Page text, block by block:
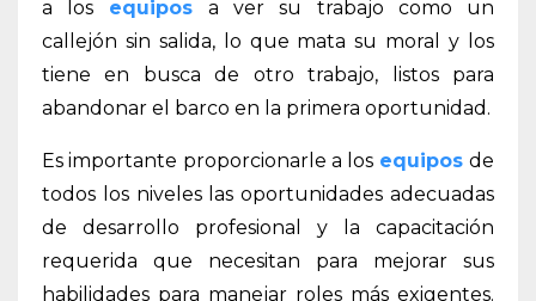
a los equipos
a ver su trabajo como un
callejón sin salida, lo que mata su moral y los
tiene en busca de otro trabajo, listos para
abandonar el barco en la primera oportunidad.
Es importante proporcionarle a los equipos de
todos los niveles las oportunidades adecuadas
de desarrollo profesional y la capacitación
requerida que necesitan para mejorar sus
habilidades para manejar roles más exigentes.